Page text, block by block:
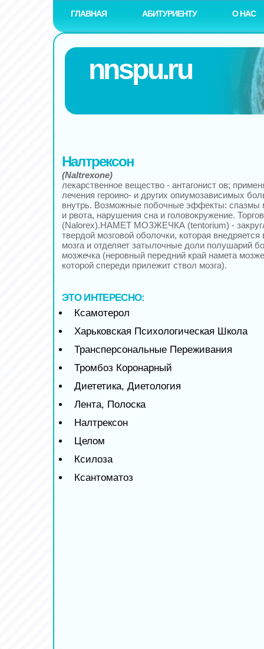
ГЛАВНАЯ АБИТУРИЕНТУ О НАС
nnspu.ru
Налтрексон
(Naltrexone)
лекарственное вещество - антагонист ов;
лечения героино- и других опиумозависимых
внутрь. Возможные побочные эффекты:
и рвота, нарушения сна и головокружение.
(Nalorex).НАМЕТ МОЗЖЕЧКА (tentorium) -
твердой мозговой оболочки, которая
мозга и отделяет затылочные доли полушарий
мозжечка (неровный передний край намета
которой спереди прилежит ствол мозга).
ЭТО ИНТЕРЕСНО:
Ксамотерол
Харьковская Психологическая Школа
Трансперсональные Переживания
Тромбоз Коронарный
Диететика, Диетология
Лента, Полоска
Налтрексон
Целом
Ксилоза
Ксантоматоз